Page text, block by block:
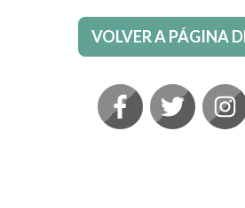
VOLVER A PÁGINA